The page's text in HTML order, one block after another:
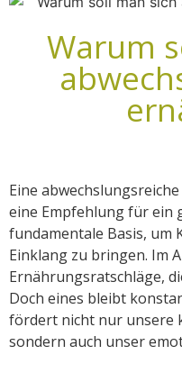
Warum
Eine
eine Empfehlung für ein
fundamentale Basis, um
Einklang zu bringen. Im
Ernährungsratschläge,
Doch eines bleibt
fördert nicht nur unsere
sondern auch unser